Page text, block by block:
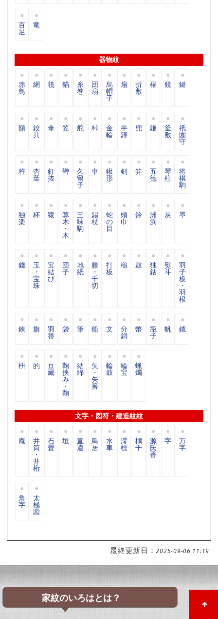
百
足
竜
器物紋
赤
鳥
網 筏 錨 糸
巻
団
扇
烏
帽
子
扇 折
敷
櫂 鏡 鍵
額 鉸
具
傘 笠 舵 桛 金
輪
半
鐘
兜 鎌 釜
敷
祇
園
守
杵 杏
葉
釘
抜
轡 久
留
子
車 鍬
形
剣 笄 五
德
琴
柱
将
棋
駒
独
楽
杯 猿 算
木
・
木
三
味
駒
錫
杖
蛇
の
目
頭
巾
鈴 洲
浜
炭 墨
錢 玉
・
宝
珠
宝
結
び
団
子
地
紙
滕
・
千
切
打
板
槌 鼓 独
鈷
熨
斗
羽
子
板
・
羽
根
鋏 旗 羽
箒
袋 筆 船 文 分
銅
幣 瓶
子
帆 鉞
枡 的 豆
藏
鞠
挟
み
・
鞠
結
綿
矢
・
矢
筈
輪
鼓
輪
宝
蝋
燭
文字・図符・建造紋紋
庵 井
筒
・
井
桁
石
畳
垣 直
違
鳥
居
水
車
澪
標
欄
干
源
氏
香
字 万
字
角
字
太
極
図
最終更新日：2025-09-06 11:19
家紋のいろはとは？